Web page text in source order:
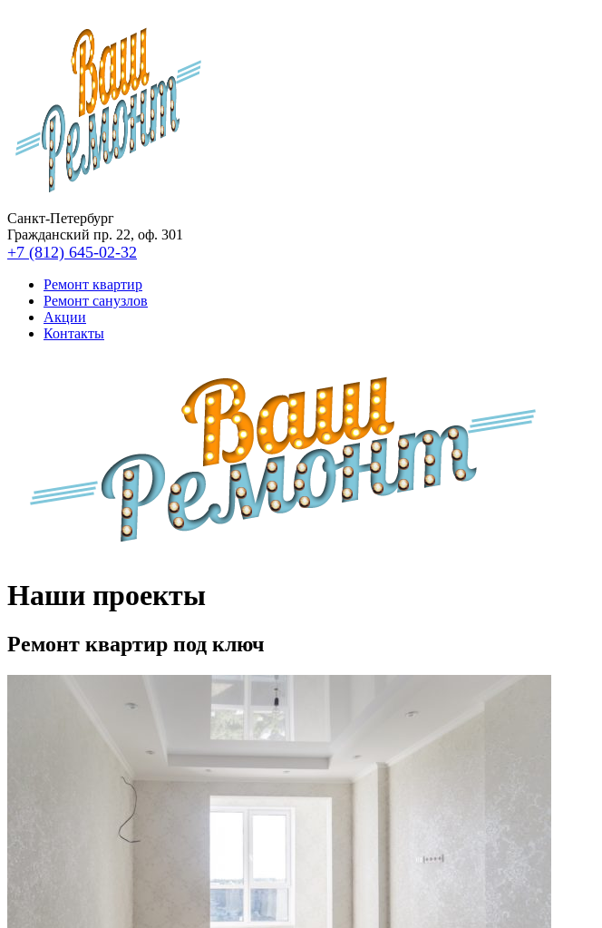
Санкт-Петербург
Гражданский пр. 22, оф. 301
+7 (812) 645-02-32
Ремонт квартир
Ремонт санузлов
Акции
Контакты
Наши проекты
Ремонт квартир под ключ